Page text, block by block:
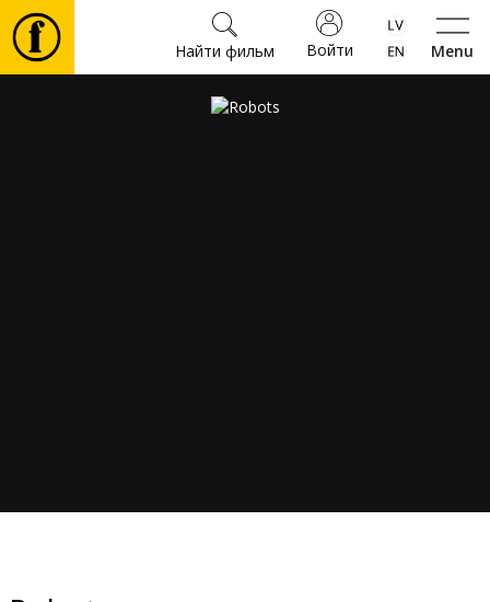
Menu
Войти
Найти фильм